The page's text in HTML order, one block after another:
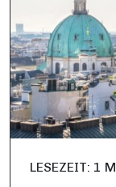
LESEZEIT: 1